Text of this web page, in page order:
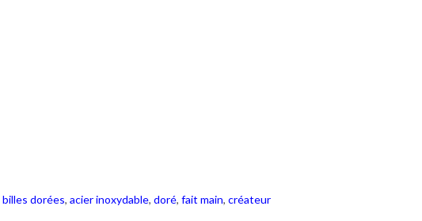
billes dorées, acier inoxydable, doré, fait main, créateur